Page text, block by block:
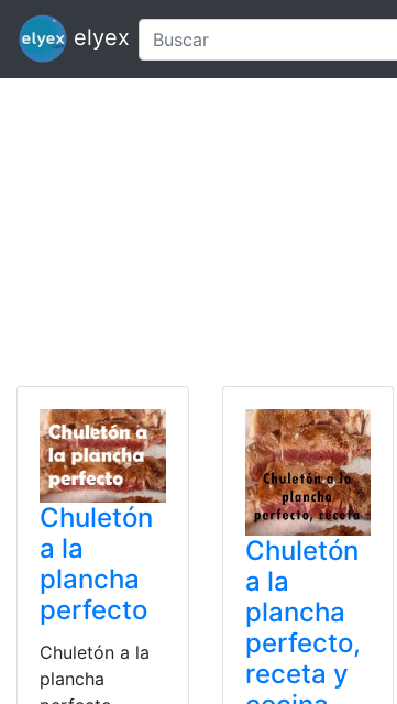
elyex
Chuletón
a la
plancha
perfecto
Chuletón a la
plancha
Chuletón
a la
plancha
perfecto,
receta y